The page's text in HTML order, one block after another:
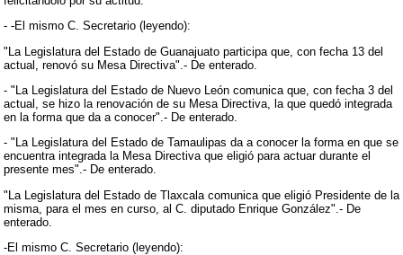
- -El mismo C. Secretario (leyendo):
"La Legislatura del Estado de Guanajuato participa que, con fecha 13 del
actual, renovó su Mesa Directiva".- De enterado.
- "La Legislatura del Estado de Nuevo León comunica que, con fecha 3 del
actual, se hizo la renovación de su Mesa Directiva, la que quedó integrada
en la forma que da a conocer".- De enterado.
- "La Legislatura del Estado de Tamaulipas da a conocer la forma en que se
encuentra integrada la Mesa Directiva que eligió para actuar durante el
presente mes".- De enterado.
"La Legislatura del Estado de Tlaxcala comunica que eligió Presidente de la
misma, para el mes en curso, al C. diputado Enrique González".- De
enterado.
-El mismo C. Secretario (leyendo):